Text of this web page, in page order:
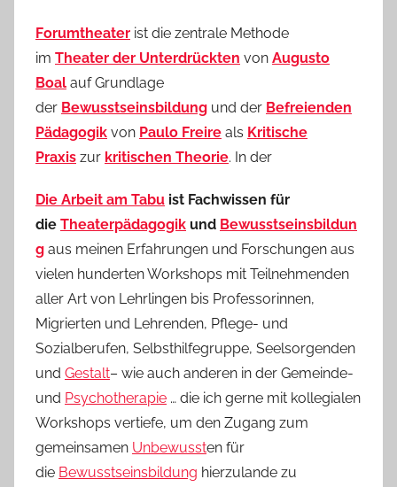
Forumtheater ist die zentrale Methode
im Theater der Unterdrückten von Augusto
Boal auf Grundlage
der Bewusstseinsbildung und der Befreienden
Pädagogik von Paulo Freire als Kritische
Praxis zur kritischen Theorie. In der
Die Arbeit am Tabu ist Fachwissen für
die Theaterpädagogik und Bewusstseinsbildun
g aus meinen Erfahrungen und Forschungen aus
vielen hunderten Workshops mit Teilnehmenden
aller Art von Lehrlingen bis Professorinnen,
Migrierten und Lehrenden, Pflege- und
Sozialberufen, Selbsthilfegruppe, Seelsorgenden
und Gestalt– wie auch anderen in der Gemeinde-
und Psychotherapie … die ich gerne mit kollegialen
Workshops vertiefe, um den Zugang zum
gemeinsamen Unbewussten für
die Bewusstseinsbildung hierzulande zu